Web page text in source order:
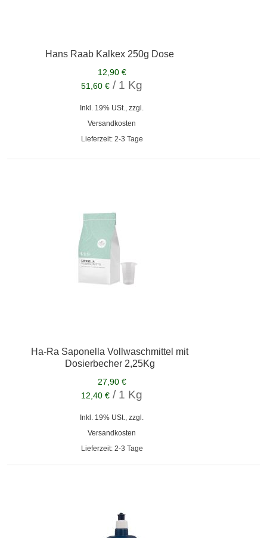
Hans Raab Kalkex 250g Dose
12,90 €
51,60 € / 1 Kg
Inkl. 19% USt., zzgl.
Versandkosten
Lieferzeit: 2-3 Tage
Ha-Ra Saponella Vollwaschmittel mit
Dosierbecher 2,25Kg
27,90 €
12,40 € / 1 Kg
Inkl. 19% USt., zzgl.
Versandkosten
Lieferzeit: 2-3 Tage